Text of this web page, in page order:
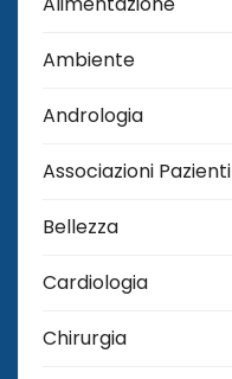
Ambiente
Andrologia
Associazioni Pazienti
Bellezza
Cardiologia
Chirurgia